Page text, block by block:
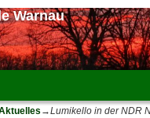
Warnau
→Lumikello in der NDR